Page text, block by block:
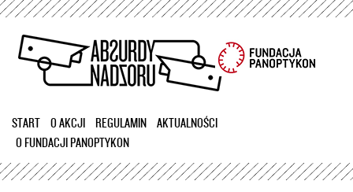
Przejdź
treści
START O AKCJI REGULAMIN
AKTUALNOŚCI
O FUNDACJI PANOPTYKON